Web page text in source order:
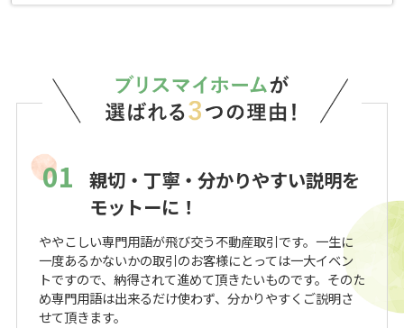
01
親切・丁寧・分かりやすい説明を
モットーに！
ややこしい専門用語が飛び交う不動産取引です。一生に
一度あるかないかの取引のお客様にとっては一大イベン
トですので、納得されて進めて頂きたいものです。そのた
め専門用語は出来るだけ使わず、分かりやすくご説明さ
せて頂きます。